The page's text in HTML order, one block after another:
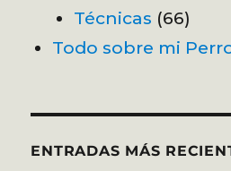
Técnicas (66)
Todo sobre mi
ENTRADAS MÁS